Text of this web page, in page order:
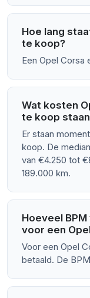
Hoe lang
te koop?
Een Opel Corsa
Wat kosten
te koop
Er staan
koop. De
van €4.250 tot
189.000 km.
Hoeveel
voor een
Voor een Opel
betaald. De